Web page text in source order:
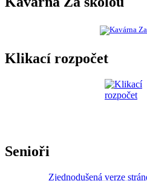
Klikací rozpočet
Senioři
Zjednodušená verze